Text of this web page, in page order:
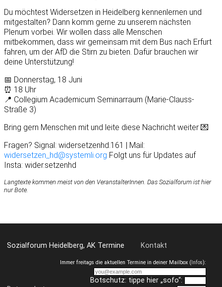
Du möchtest Widersetzen in Heidelberg kennenlernen und
mitgestalten? Dann komm gerne zu unserem nächsten
Plenum vorbei. Wir wollen dass alle Menschen
mitbekommen, dass wir gemeinsam mit dem Bus nach Erfurt
fahren, um der AfD die Stirn zu bieten. Dafür brauchen wir
deine Unterstützung!
📅 Donnerstag, 18 Juni
⏰ 18 Uhr
📍 Collegium Academicum Seminarraum (Marie-Clauss-
Straße 3)
Bring gern Menschen mit und leite diese Nachricht weiter 💌
Fragen? Signal: widersetzenhd.161 | Mail:
widersetzen_hd@systemli.org Folgt uns für Updates auf
Insta: wider.setzenhd
Langtexte kommen meist von den VeranstalterInnen. Das Sozialforum ist hier
nur Bote.
Sozialforum Heidelberg, AK Termine Kontakt
Immer freitags die aktuellen Termine in deiner Mailbox (Infos):
Botschutz: tippe hier „sofo“: